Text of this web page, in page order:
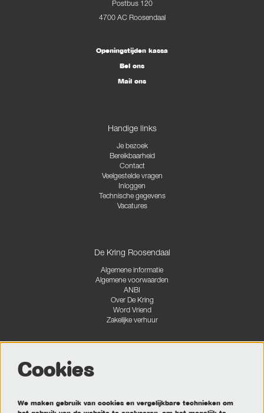
Postbus 120
4700 AC Roosendaal
Openingstijden kassa
Bel ons
Mail ons
Handige links
Je bezoek
Bereikbaarheid
Contact
Veelgestelde vragen
Inloggen
Technische gegevens
Vacatures
De Kring Roosendaal
Algemene informatie
Algemene voorwaarden
ANBI
Over De Kring
Word Vriend
Zakelijke verhuur
Cookies
We maken gebruik van cookies en vergelijkbare technieken om